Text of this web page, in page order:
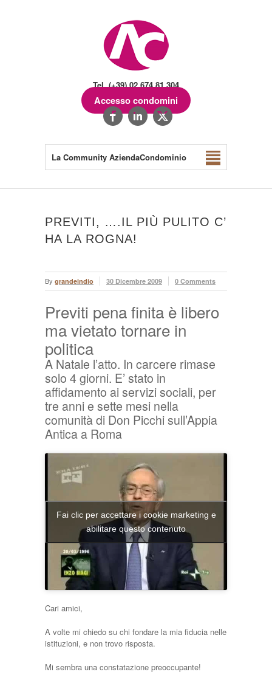
Tel. (+39) 02.674.81.304
Accesso condomini
La Community AziendaCondominio
PREVITI, ….IL PIÙ PULITO C’
HA LA ROGNA!
By grandeindio 30 Dicembre 2009 0 Comments
Previti pena finita è libero
ma vietato tornare in
politica
A Natale l’atto. In carcere rimase
solo 4 giorni. E’ stato in
affidamento ai servizi sociali, per
tre anni e sette mesi nella
comunità di Don Picchi sull’Appia
Antica a Roma
Fai clic per accettare i cookie marketing e
abilitare questo contenuto
Cari amici,
A volte mi chiedo su chi fondare la mia fiducia nelle
istituzioni, e non trovo risposta.
Mi sembra una constatazione preoccupante!